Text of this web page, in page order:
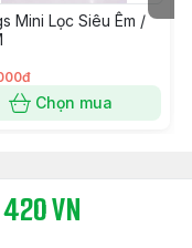
Mini Lọc Siêu Êm /
Chọn mua
VN